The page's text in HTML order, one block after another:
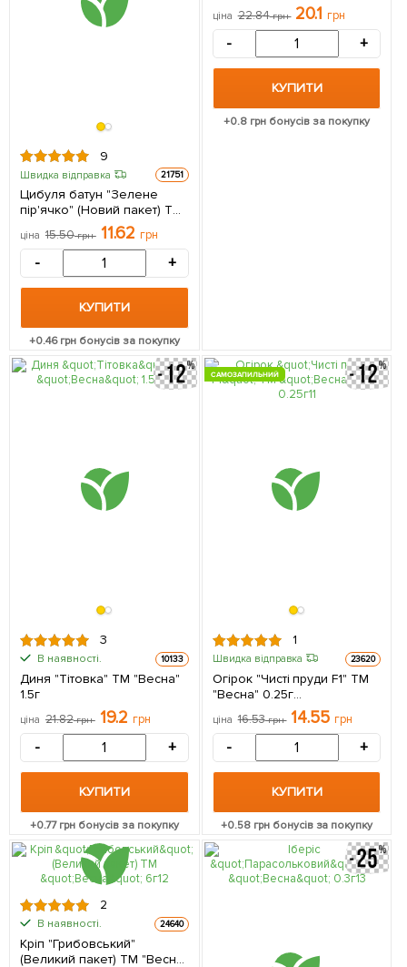
9
Швидка відправка 21751
Цибуля батун "Зелене
пір'ячко" (Новий пакет) ТМ
ціна 15.50грн 11.62 грн
- +
КУПИТИ
+0.46грн бонусів за покупку
ціна 22.84грн 20.1 грн
- +
КУПИТИ
+0.8 грн бонусів за покупку
3
В наявності. 10133
Диня "Тітовка" ТМ "Весна"
1.5г
ціна 21.82грн 19.2 грн
- +
КУПИТИ
+0.77грн бонусів за покупку
САМОЗАПИЛЬНИЙ
1
Швидка відправка 23620
Огірок "Чисті пруди F1" ТМ
"Весна" 0.25г
(самозапильний)
ціна 16.53грн 14.55 грн
- +
КУПИТИ
+0.58грн бонусів за покупку
2
В наявності. 24640
Кріп "Грибовський"
(Великий пакет) ТМ "Весна"